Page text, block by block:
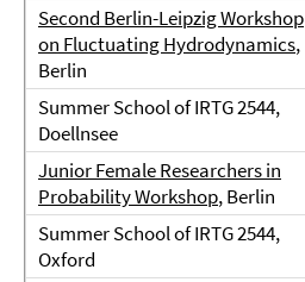
Second Berlin-Leipzig Workshop
on Fluctuating Hydrodynamics,
Berlin
Summer School of IRTG 2544,
Doellnsee
Junior Female Researchers in
Probability Workshop, Berlin
Summer School of IRTG 2544,
Oxford